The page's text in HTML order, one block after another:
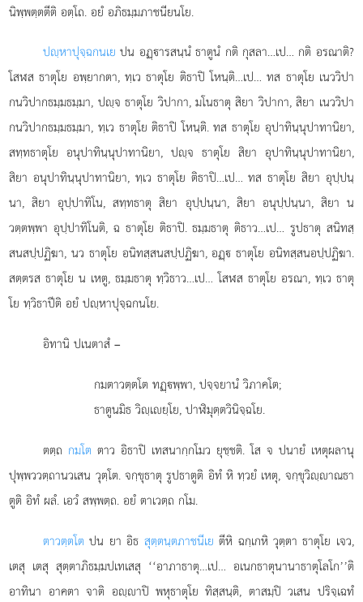
นิพฺพตฺตตีติ อตฺโถ. อยํ อภิธมฺมภาชนียนโย.
ปฺหาปุจฺฉกนเย ปน อฏฺารสนฺนํ ธาตูนํ กติ กุสลา…เป… กติ อรณาติ?
โสฬส ธาตุโย อพฺยากตา, ทฺเว ธาตุโย ติธาปิ โหนฺติ…เป… ทส ธาตุโย เนววิปา
กนวิปากธมฺมธมฺมา, ปฺจ ธาตุโย วิปากา, มโนธาตุ สิยา วิปากา, สิยา เนววิปา
กนวิปากธมฺมธมฺมา, ทฺเว ธาตุโย ติธาปิโหนฺติ. ทส ธาตุโย อุปาทินฺนุปาทานิยา,
สทฺทธาตุโย อนุปาทินฺนุปาทานิยา, ปฺจ ธาตุโย สิยา อุปาทินฺนุปาทานิยา,
สิยา อนุปาทินฺนุปาทานิยา, ทฺเว ธาตุโย ติธาปิ…เป… ทส ธาตุโย สิยา อุปฺปนฺ
นา, สิยา อุปฺปาทิโน, สทฺทธาตุ สิยา อุปฺปนฺนา, สิยา อนุปฺปนฺนา, สิยา น
วตฺตพฺพา อุปฺปาทิโนติ, ฉ ธาตุโย ติธาปิ. ธมฺมธาตุ ติธาว…เป… รูปธาตุ สนิทสฺ
สนสปฺปฏิฆา, นว ธาตุโย อนิทสฺสนสปฺปฏิฆา, อฏฺ ธาตุโย อนิทสฺสนอปฺปฏิฆา.
สตฺตรส ธาตุโย น เหตู, ธมฺมธาตุ ทฺวิธาว…เป… โสฬส ธาตุโย อรณา, ทฺเว ธาตุ
โย ทฺวิธาปีติ อยํ ปฺหาปุจฺฉกนโย.
อิทานิ ปเนตาสํ –
กมตาวตฺตโต ทฏฺพฺพา, ปจฺจยานํ วิภาคโต;
ธาตูนมิธ วิฺเยฺโย, ปาฬิมุตฺตวินิจฺฉโย.
ตตฺถ กมโต ตาว อิธาปิ เทสนากฺกโมว ยุชฺชติ. โส จ ปนายํ เหตุผลานุ
ปุพฺพววตฺถานวเสน วุตฺโต. จกฺขุธาตุ รูปธาตูติ อิทํ หิ ทฺวยํ เหตุ, จกฺขุวิฺาณธา
ตูติ อิทํ ผลํ. เอวํ สพฺพตฺถ. อยํ ตาเวตฺถ กโม.
ตาวตฺตโต ปน ยา อิธ สุตฺตนฺตภาชนีเย ตีหิ ฉกฺเกหิ วุตฺตา ธาตุโย เจว,
เตสุ เตสุ สุตฺตาภิธมฺมปเทเสสุ ‘‘อาภาธาตุ…เป… อเนกธาตุนานาธาตุโลโก’’ติ
อาทินา อาคตา จาติ อฺาปิ พหุธาตุโย ทิสฺสนฺติ, ตาสมฺปิ วเสน ปริจฺเฉทํ